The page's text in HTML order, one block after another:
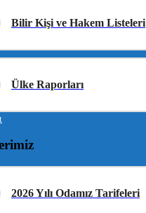
Bilir Kişi ve Hakem Listeleri
Ülke Raporları
2026 Yılı Odamız Tarifeleri